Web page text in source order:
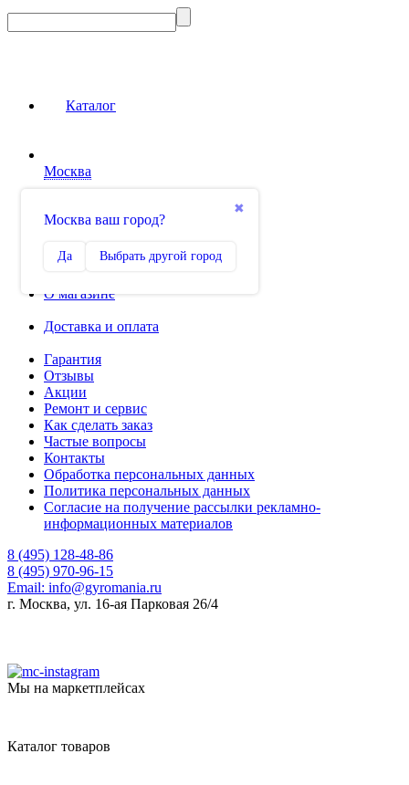
Каталог
Москва
✖
Москва ваш город?
Да Выбрать другой город
0
Избранное
О магазине
Доставка и оплата
Гарантия
Отзывы
Акции
Ремонт и сервис
Как сделать заказ
Частые вопросы
Контакты
Обработка персональных данных
Политика персональных данных
Согласие на получение рассылки рекламно-
информационных материалов
8 (495) 128-48-86
8 (495) 970-96-15
Email: info@gyromania.ru
г. Москва, ул. 16-ая Парковая 26/4
Мы на маркетплейсах
Каталог товаров